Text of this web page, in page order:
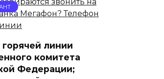
линии
комитета
Федерации;